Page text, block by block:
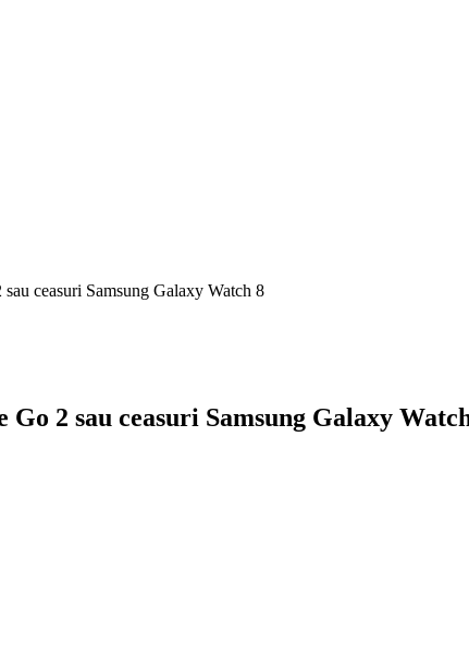
ceasuri Samsung Galaxy Watch 8
2 sau ceasuri Samsung Galaxy